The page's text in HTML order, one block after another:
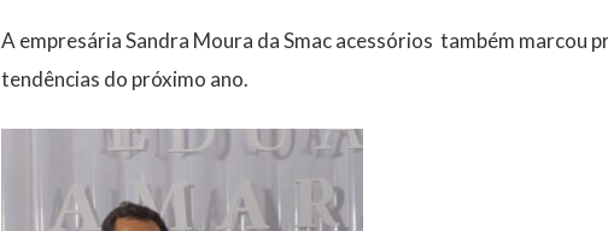
A empresária Sandra Moura da Smac acessórios também marcou
tendências do próximo ano.